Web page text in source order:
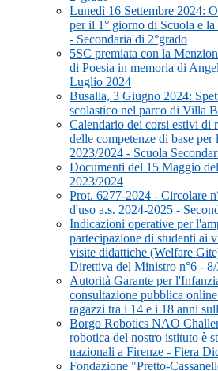
Lunedì 16 Settembre 2024:
per il 1° giorno di Scuola e
- Secondaria di 2°grado
5SC premiata con la
di Poesia in memoria di
Luglio 2024
Busalla, 3 Giugno 2024:
scolastico nel parco di Villa
Calendario dei corsi estivi di
delle competenze di base per
2023/2024 - Scuola
Documenti del 15 Maggio
2023/2024
Prot. 6277-2024 - Circolare
d'uso a.s. 2024-2025 -
Indicazioni operative per
partecipazione di studenti ai
visite didattiche (Welfare
Direttiva del Ministro n°6 -
Autorità Garante per
consultazione pubblica
ragazzi tra i 14 e i 18 anni
Borgo Robotics NAO
robotica del nostro istituto è
nazionali a Firenze - Fiera
Fondazione "Pretto-